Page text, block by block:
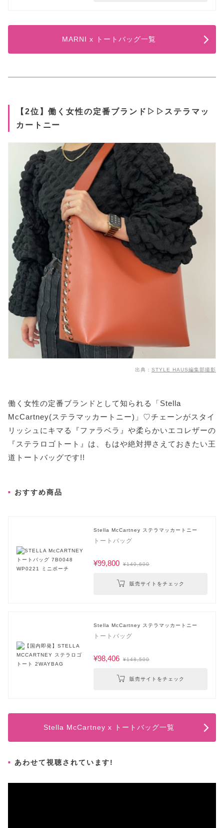
MARNI x トートバッグ一覧
【2位】働く女性の定番ブランド▷▷ステラマッ
カートニー
出典： STYLE HAUS編集部撮影
働く女性の定番ブランドとして知られる「Stella
McCartney(ステラマッカートニー)」♡チェーンがスタイ
リッシュにキマる『ファラベラ』や柔らかいエコレザーの
『ステラロゴトート』は、もはや絶対押さえておきたい王
道トートバッグです!!
おすすめ商品
Stella McCartney ステラマッカートニー
トートバッグ
¥99,800 ¥149,600
販売サイトをチェック
Stella McCartney ステラマッカートニー
トートバッグ
¥98,406 ¥148,500
販売サイトをチェック
Stella McCartney x トートバッグ一覧
あわせて視聴されています!